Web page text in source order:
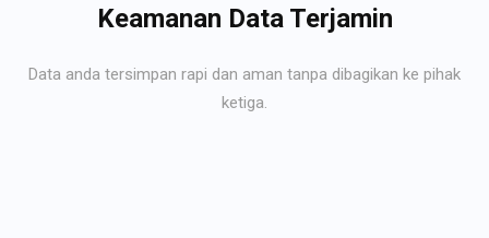
Keamanan Data Terjamin
Data anda tersimpan rapi dan aman tanpa dibagikan ke pihak
ketiga.